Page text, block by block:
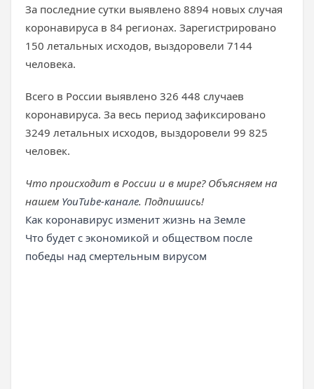
За последние сутки выявлено 8894 новых случая
коронавируса в 84 регионах. Зарегистрировано
150 летальных исходов, выздоровели 7144
человека.
Всего в России выявлено 326 448 случаев
коронавируса. За весь период зафиксировано
3249 летальных исходов, выздоровели 99 825
человек.
Что происходит в России и в мире? Объясняем на
нашем YouTube-канале. Подпишись!
Как коронавирус изменит жизнь на Земле
Что будет с экономикой и обществом после
победы над смертельным вирусом